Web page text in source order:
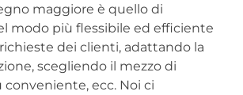
maggiore è quello di
modo più flessibile ed efficiente
dei clienti, adattando la
scegliendo il mezzo di
ecc. Noi ci